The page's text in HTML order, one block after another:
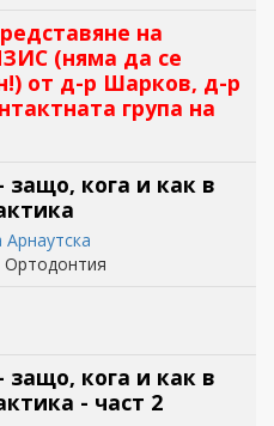
на
(няма да се
от д-р Шарков, д-р
група на
кога и как в
кога и как в
- част 2